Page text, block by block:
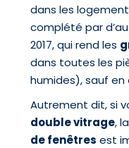
dans les
complété par
2017, qui rend les
dans toutes les
humides), sauf en
Autrement dit, si
double vitrage, la
de fenêtres est